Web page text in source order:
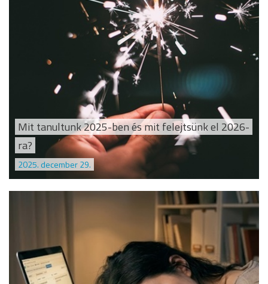
Mit tanultunk 2025-ben és mit felejtsünk el 2026-
ra?
2025. december 29.